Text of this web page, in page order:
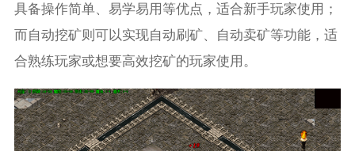
具备操作简单、易学易用等优点，适合新手玩家使用；
而自动挖矿则可以实现自动刷矿、自动卖矿等功能，适
合熟练玩家或想要高效挖矿的玩家使用。